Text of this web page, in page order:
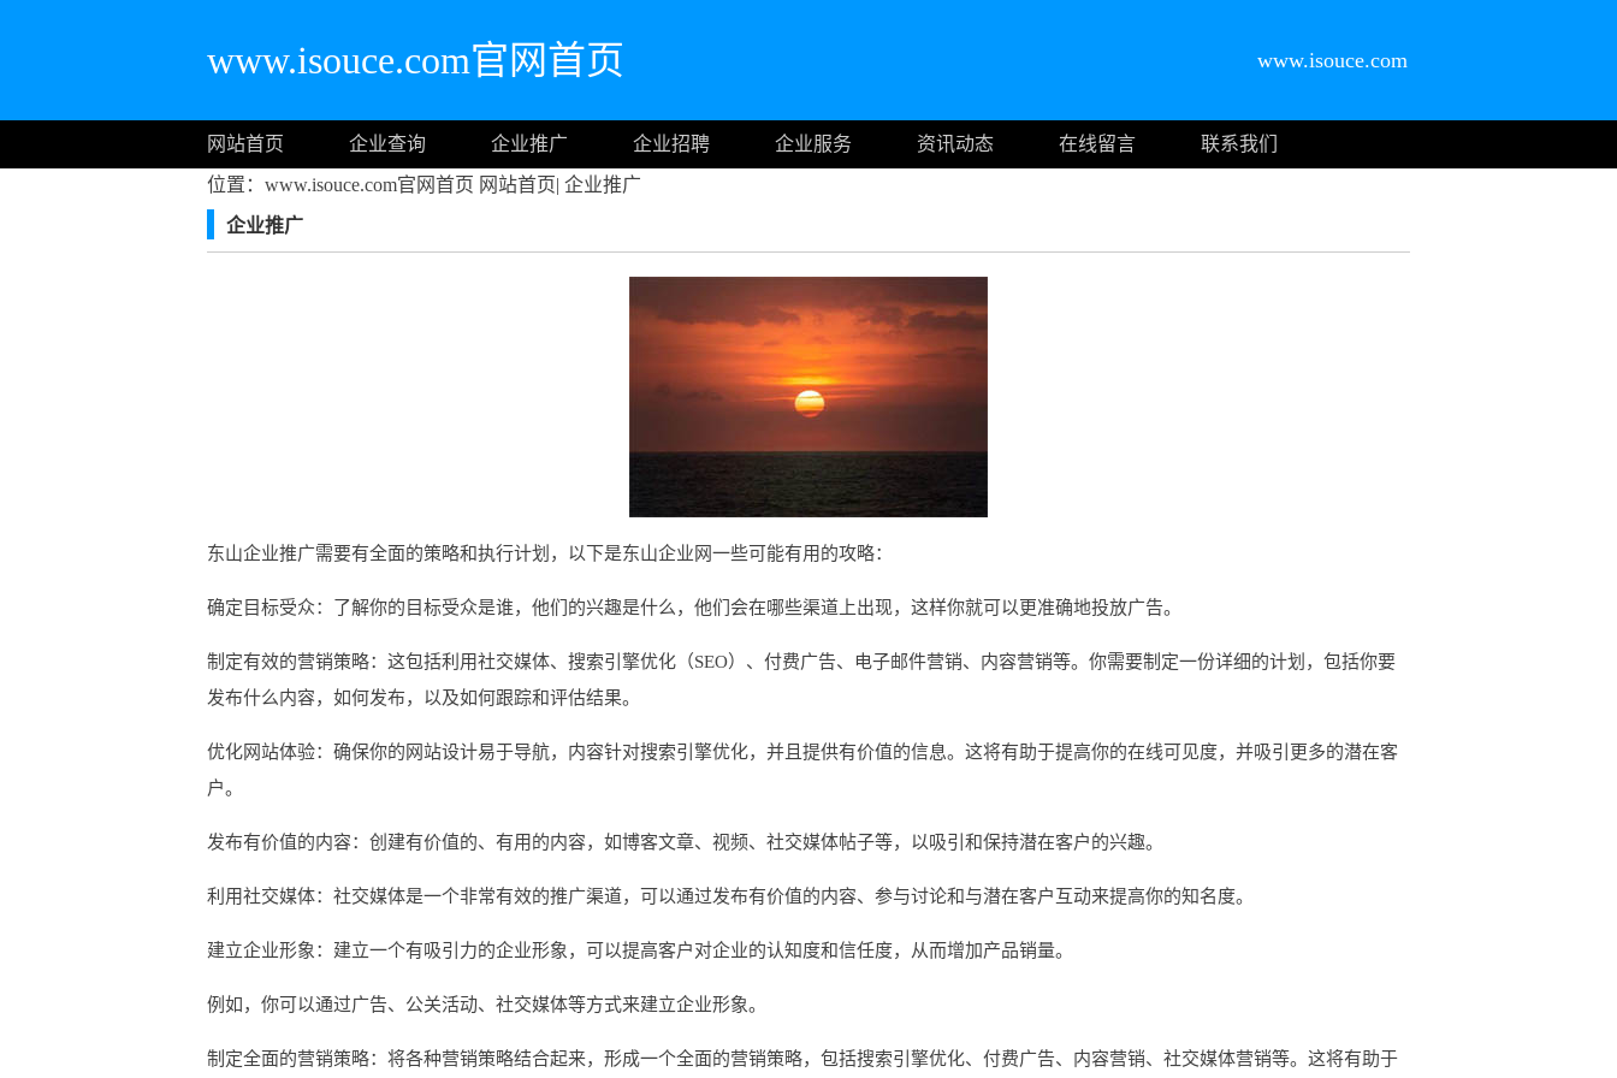
www.isouce.com官网首页 www.isouce.com
网站首页 企业查询 企业推广 企业招聘 企业服务 资讯动态 在线留言
联系我们
位置：www.isouce.com官网首页 网站首页| 企业推广
企业推广
东山企业推广需要有全面的策略和执行计划，以下是东山企业网一些可能有用的攻略：
确定目标受众：了解你的目标受众是谁，他们的兴趣是什么，他们会在哪些渠道上出现，这样你就可以更准确地投放广告。
制定有效的营销策略：这包括利用社交媒体、搜索引擎优化（SEO）、付费广告、电子邮件营销、内容营销等。你需要制定一份详细的计划，包括你要
发布什么内容，如何发布，以及如何跟踪和评估结果。
优化网站体验：确保你的网站设计易于导航，内容针对搜索引擎优化，并且提供有价值的信息。这将有助于提高你的在线可见度，并吸引更多的潜在客
户。
发布有价值的内容：创建有价值的、有用的内容，如博客文章、视频、社交媒体帖子等，以吸引和保持潜在客户的兴趣。
利用社交媒体：社交媒体是一个非常有效的推广渠道，可以通过发布有价值的内容、参与讨论和与潜在客户互动来提高你的知名度。
建立企业形象：建立一个有吸引力的企业形象，可以提高客户对企业的认知度和信任度，从而增加产品销量。
例如，你可以通过广告、公关活动、社交媒体等方式来建立企业形象。
制定全面的营销策略：将各种营销策略结合起来，形成一个全面的营销策略，包括搜索引擎优化、付费广告、内容营销、社交媒体营销等。这将有助于